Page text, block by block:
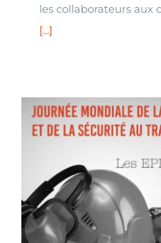
les collaborateurs aux
[...]